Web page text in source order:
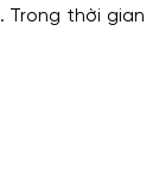
. Trong thời gian